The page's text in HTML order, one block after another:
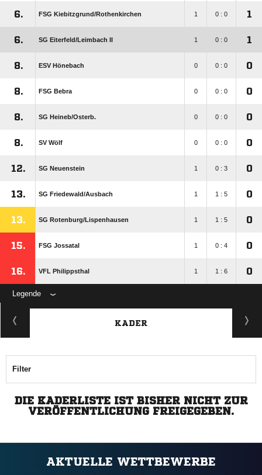
6. FSG Kiebitzgrund/​Rothenkirchen 1 0 : 0 1
6. SG Eiterfeld/​Leimbach II 1 0 : 0 1
8. ESV Hönebach 0 0 : 0 0
8. FSG Bebra 0 0 : 0 0
8. SG Heineb/​Osterb. 0 0 : 0 0
8. SV Wölf 0 0 : 0 0
12. SG Neuenstein 1 0 : 3 0
13. SG Friedewald/​Ausbach 1 1 : 5 0
13. SG Rotenburg/​Lispenhausen 1 1 : 5 0
15. FSG Jossatal 1 0 : 4 0
16. VFL Philippsthal 1 1 : 6 0
Legende
KADER
Filter
DIE KADERLISTE IST BISHER NICHT ZUR
VERÖFFENTLICHUNG FREIGEGEBEN.
AKTUELLE WETTBEWERBE